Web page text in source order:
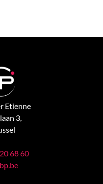
Etienne
3,
68 60